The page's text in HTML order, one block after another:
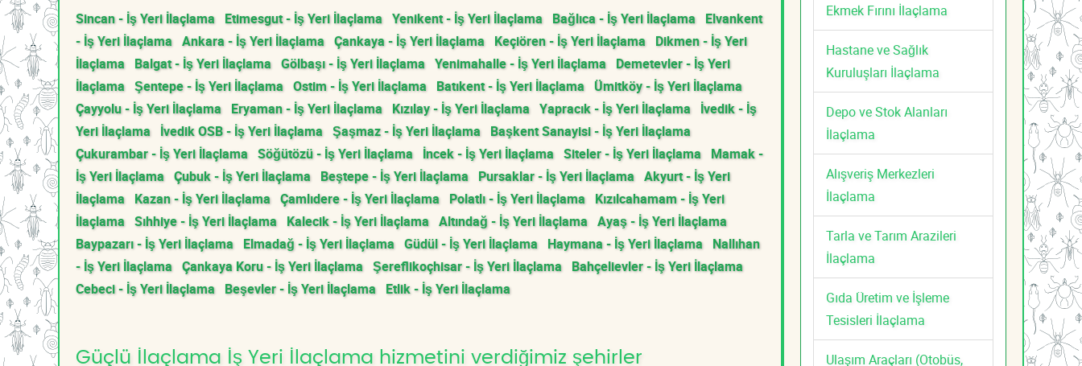
Sincan - İş Yeri İlaçlama Etimesgut - İş Yeri İlaçlama Yenikent - İş Yeri İlaçlama Bağlıca - İş Yeri İlaçlama Elvankent
- İş Yeri İlaçlama Ankara - İş Yeri İlaçlama Çankaya - İş Yeri İlaçlama Keçiören - İş Yeri İlaçlama Dikmen - İş Yeri
İlaçlama Balgat - İş Yeri İlaçlama Gölbaşı - İş Yeri İlaçlama Yenimahalle - İş Yeri İlaçlama Demetevler - İş Yeri
İlaçlama Şentepe - İş Yeri İlaçlama Ostim - İş Yeri İlaçlama Batıkent - İş Yeri İlaçlama Ümitköy - İş Yeri İlaçlama
Çayyolu - İş Yeri İlaçlama Eryaman - İş Yeri İlaçlama Kızılay - İş Yeri İlaçlama Yapracık - İş Yeri İlaçlama İvedik - İş
Yeri İlaçlama İvedik OSB - İş Yeri İlaçlama Şaşmaz - İş Yeri İlaçlama Başkent Sanayisi - İş Yeri İlaçlama
Çukurambar - İş Yeri İlaçlama Söğütözü - İş Yeri İlaçlama İncek - İş Yeri İlaçlama Siteler - İş Yeri İlaçlama Mamak -
İş Yeri İlaçlama Çubuk - İş Yeri İlaçlama Beştepe - İş Yeri İlaçlama Pursaklar - İş Yeri İlaçlama Akyurt - İş Yeri
İlaçlama Kazan - İş Yeri İlaçlama Çamlıdere - İş Yeri İlaçlama Polatlı - İş Yeri İlaçlama Kızılcahamam - İş Yeri
İlaçlama Sıhhiye - İş Yeri İlaçlama Kalecik - İş Yeri İlaçlama Altındağ - İş Yeri İlaçlama Ayaş - İş Yeri İlaçlama
Baypazarı - İş Yeri İlaçlama Elmadağ - İş Yeri İlaçlama Güdül - İş Yeri İlaçlama Haymana - İş Yeri İlaçlama Nallıhan
- İş Yeri İlaçlama Çankaya Koru - İş Yeri İlaçlama Şereflikoçhisar - İş Yeri İlaçlama Bahçelievler - İş Yeri İlaçlama
Cebeci - İş Yeri İlaçlama Beşevler - İş Yeri İlaçlama Etlik - İş Yeri İlaçlama
Güçlü İlaçlama İş Yeri İlaçlama hizmetini verdiğimiz şehirler
Ekmek Fırını İlaçlama
Hastane ve Sağlık
Kuruluşları İlaçlama
Depo ve Stok Alanları
İlaçlama
Alışveriş Merkezleri
İlaçlama
Tarla ve Tarım Arazileri
İlaçlama
Gıda Üretim ve İşleme
Tesisleri İlaçlama
Ulaşım Araçları (Otobüs,